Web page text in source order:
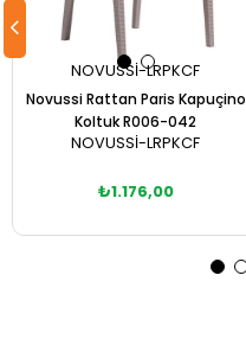
Novussi Rattan Paris Kapuçino
Koltuk R006-042
NOVUSSİ-LRPKCF
₺1.176,00
NOVUSSİ-LRPKCF